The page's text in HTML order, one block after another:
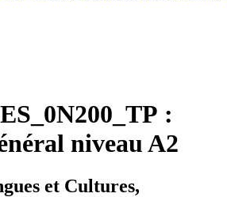
:
niveau A2
et Cultures,